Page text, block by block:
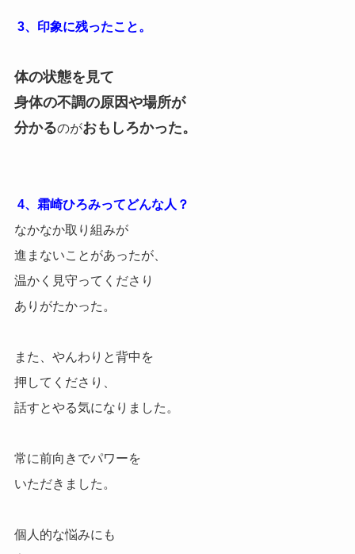
3、印象に残ったこと。
体の状態を見て
身体の不調の原因や場所が
分かるのがおもしろかった。
4、霜崎ひろみってどんな人？
なかなか取り組みが
進まないことがあったが、
温かく見守ってくださり
ありがたかった。
また、やんわりと背中を
押してくださり、
話すとやる気になりました。
常に前向きでパワーを
いただきました。
個人的な悩みにも